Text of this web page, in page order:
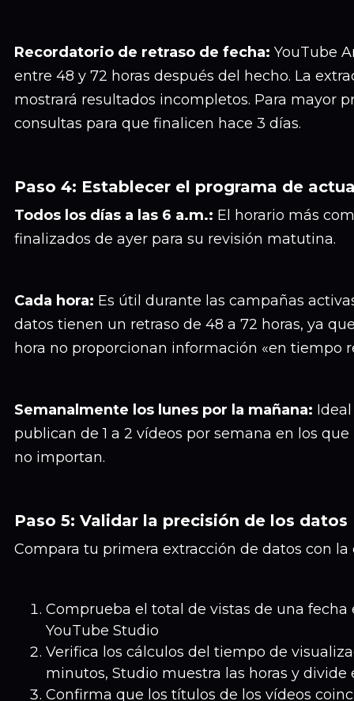
Recordatorio de retraso de fecha: YouTube
entre 48 y 72 horas después del hecho. La
mostrará resultados incompletos. Para mayor
consultas para que finalicen hace 3 días.
Paso 4: Establecer el programa de
Todos los días a las 6 a.m.: El horario más
finalizados de ayer para su revisión matutina.
Cada hora: Es útil durante las campañas
datos tienen un retraso de 48 a 72 horas, ya
hora no proporcionan información «en tiempo
Semanalmente los lunes por la mañana:
publican de 1 a 2 vídeos por semana en los
no importan.
Paso 5: Validar la precisión de los datos
Compara tu primera extracción de datos con la
Comprueba el total de vistas de una
YouTube Studio
Verifica los cálculos del tiempo de
minutos, Studio muestra las horas y divide
Confirma que los títulos de los vídeos